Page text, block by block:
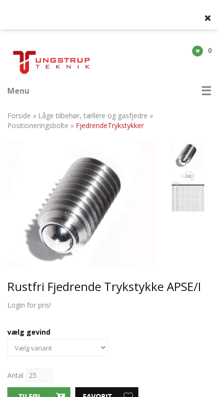
0
Menu
Forside » Låge tilbehør, tællere og gasfjedre »
Positioneringsbolte » FjedrendeTrykstykker
Rustfri Fjedrende Trykstykke APSE/I
Login for pris!
vælg gevind
Antal